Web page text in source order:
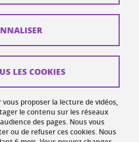
proposer la lecture de vidéos,
le contenu sur les réseaux
des pages. Nous vous
ou de refuser ces cookies. Nous
LES COOKIES